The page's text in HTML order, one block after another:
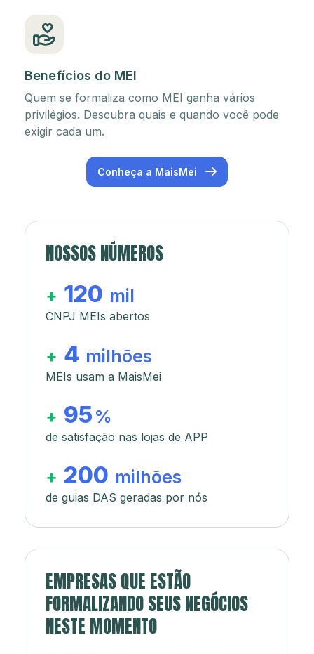
Benefícios do MEI
Quem se formaliza como MEI ganha vários
privilégios. Descubra quais e quando você pode
exigir cada um.
Conheça a MaisMei
NOSSOS NÚMEROS
+ 120 mil
CNPJ MEIs abertos
+ 4 milhões
MEIs usam a MaisMei
+ 95 %
de satisfação nas lojas de APP
+ 200 milhões
de guias DAS geradas por nós
EMPRESAS QUE ESTÃO
FORMALIZANDO SEUS NEGÓCIOS
NESTE MOMENTO